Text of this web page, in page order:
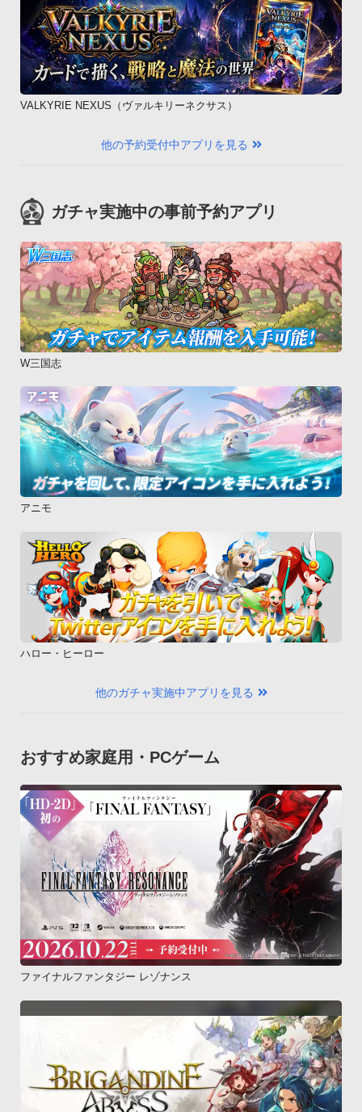
VALKYRIE NEXUS（ヴァルキリーネクサス）
他の予約受付中アプリを見る
ガチャ実施中の事前予約アプリ
W三国志
アニモ
ハロー・ヒーロー
他のガチャ実施中アプリを見る
おすすめ家庭用・PCゲーム
ファイナルファンタジー レゾナンス